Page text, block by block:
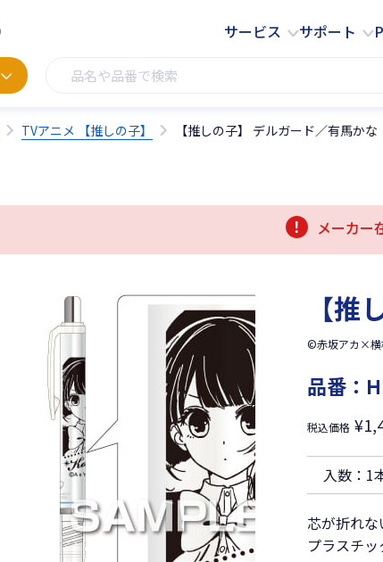
サービス サポート
TVアニメ 【推しの子】 【推しの子】 デルガード／有馬かな
メーカー
【
©赤坂アカ×横
品番：
税込価格
入数：1
芯が折れな
プラスチ